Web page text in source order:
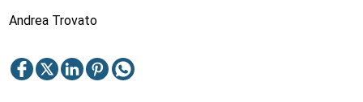
Andrea Trovato